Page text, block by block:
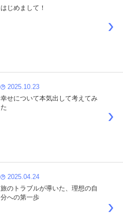
はじめまして！
2025.10.23
幸せについて本気出して考えてみ
た
2025.04.24
旅のトラブルが導いた、理想の自
分への第一歩